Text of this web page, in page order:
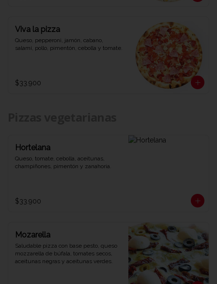
Viva la pizza
Queso, pepperoni, jamón, cabano,
salamí, pollo, pimentón, cebolla y tomate.
$33.900
Hortelana
Queso, tomate, cebolla, aceitunas,
champiñones, pimentón y zanahoria.
$33.900
Mozarella
Saludable pizza con base pesto, queso
mozzarella de búfala, tomates secos,
aceitunas negras y aceitunas verdes.